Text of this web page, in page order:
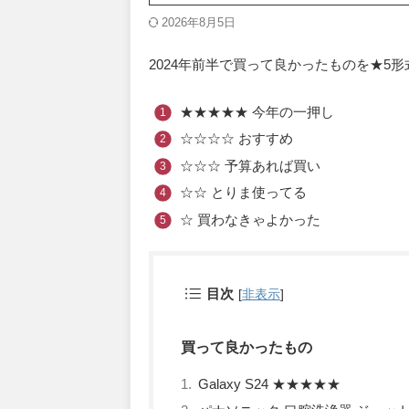
2026年8月5日
2024年前半で買って良かったものを★5形
★★★★★ 今年の一押し
☆☆☆☆ おすすめ
☆☆☆ 予算あれば買い
☆☆ とりま使ってる
☆ 買わなきゃよかった
目次 [非表示]
買って良かったもの
Galaxy S24 ★★★★★